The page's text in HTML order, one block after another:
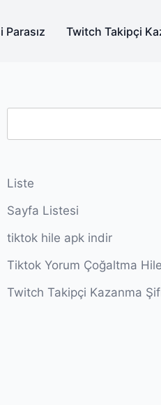
Twitch Takipçi
Liste
Sayfa Listesi
tiktok hile apk indir
Tiktok Yorum Çoğaltma
Twitch Takipçi Kazanma